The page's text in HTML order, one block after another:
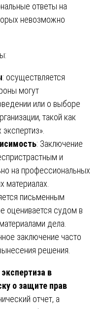
ответы на
невозможно
: осуществляется
могут
или о выборе
такой как
: Заключение
и
на профессиональных
материалах.
письменным
оценивается судом в
дела.
заключение часто
решения.
в
о защите прав
отчет, а